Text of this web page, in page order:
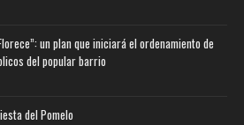
un plan que iniciará el ordenamiento de
del popular barrio
del Pomelo